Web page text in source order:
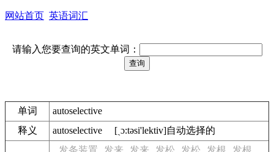
网站首页 英语词汇
请输入您要查询的英文单词：
单词
autoselective
释义
autoselective [ˏɔ:tәsi'lektiv]自动选择的
发条装置 发来 发来 发松 发松 发根
发根